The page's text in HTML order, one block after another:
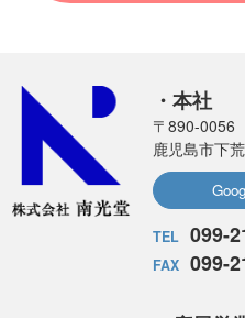
・本社
〒890-0056
鹿児島市下
TEL 099-
FAX 099-